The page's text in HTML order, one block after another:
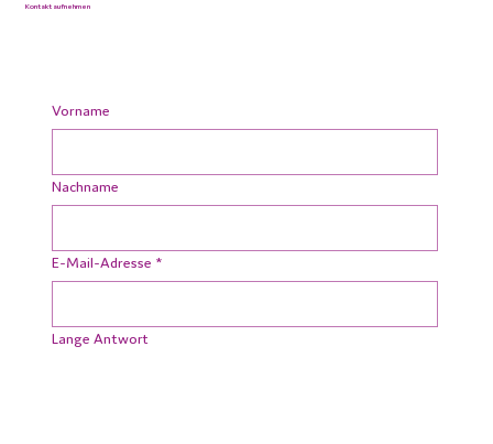
Kontakt aufnehmen
Vorname
Nachname
E-Mail-Adresse *
Lange Antwort